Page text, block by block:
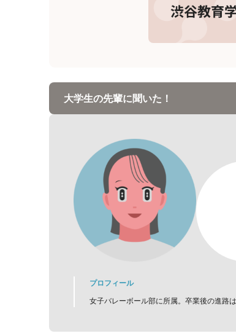
大学生の先輩に聞いた！
プロフィール
女子バレーボール部に所属。卒業後の進路